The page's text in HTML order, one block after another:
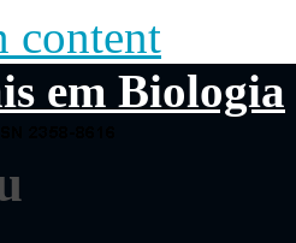
content
em Biologia